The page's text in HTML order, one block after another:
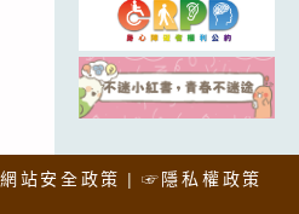
站安全政策 ☞隱私權政策